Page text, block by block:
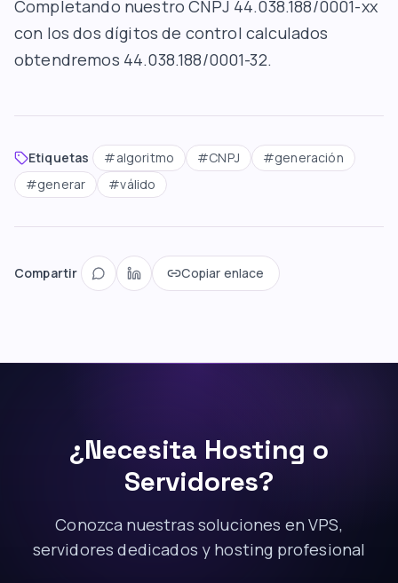
Completando nuestro CNPJ 44.038.188/0001-xx
con los dos dígitos de control calculados
obtendremos 44.038.188/0001-32.
Etiquetas #algoritmo #CNPJ #generación
#generar #válido
Compartir Copiar enlace
¿Necesita Hosting o
Servidores?
Conozca nuestras soluciones en VPS,
servidores dedicados y hosting profesional